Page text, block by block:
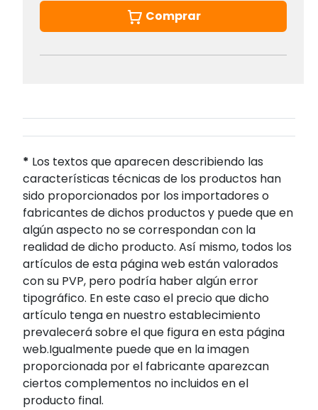
Comprar
* Los textos que aparecen describiendo las
características técnicas de los productos han
sido proporcionados por los importadores o
fabricantes de dichos productos y puede que en
algún aspecto no se correspondan con la
realidad de dicho producto. Así mismo, todos los
artículos de esta página web están valorados
con su PVP, pero podría haber algún error
tipográfico. En este caso el precio que dicho
artículo tenga en nuestro establecimiento
prevalecerá sobre el que figura en esta página
web.Igualmente puede que en la imagen
proporcionada por el fabricante aparezcan
ciertos complementos no incluidos en el
producto final.